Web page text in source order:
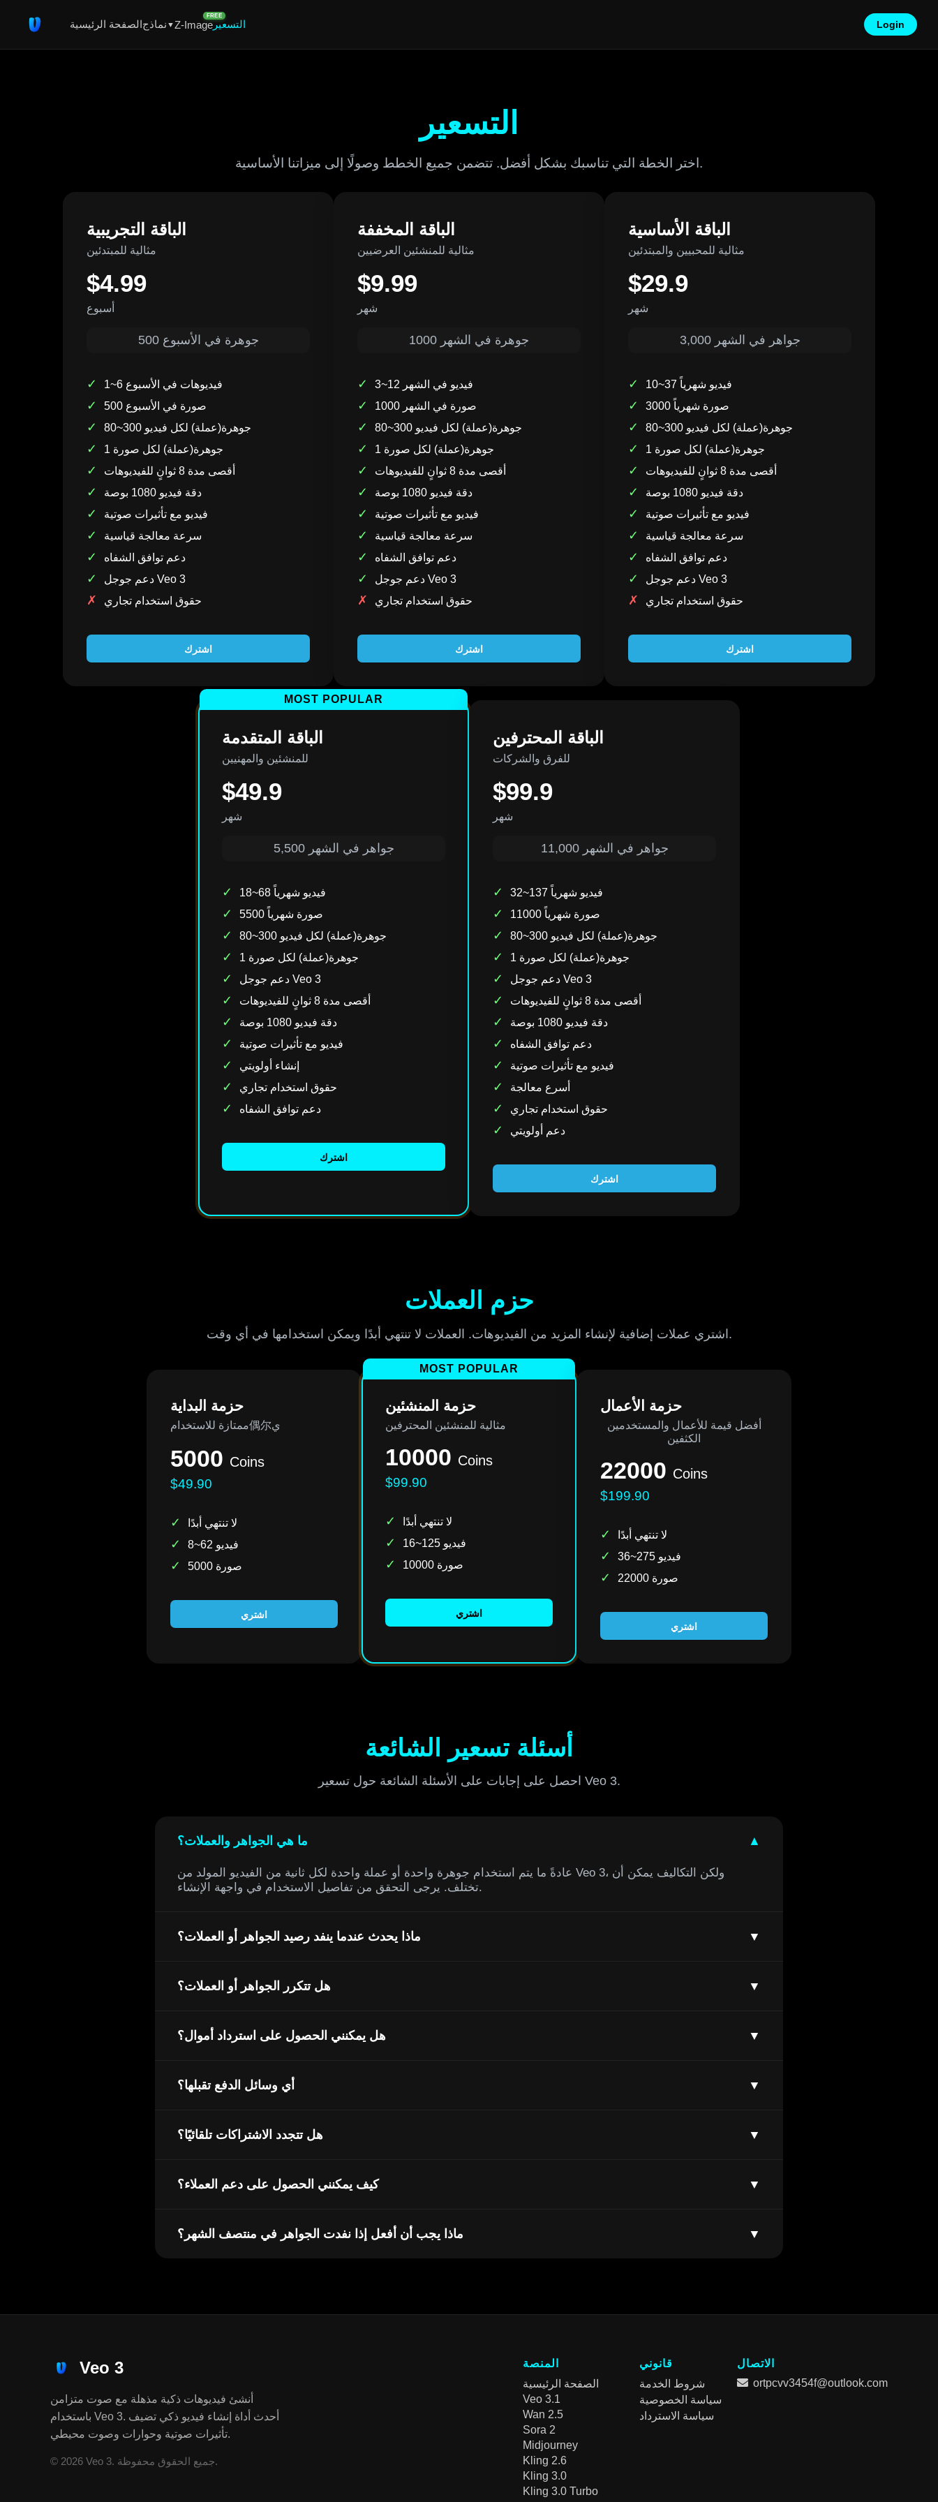
الصفحة الرئيسيةنماذج ▼Z-Image
FREE
التسعير Login
التسعير
اختر الخطة التي تناسبك بشكل أفضل. تتضمن جميع الخطط وصولًا إلى ميزاتنا الأساسية.
الباقة التجريبية
مثالية للمبتدئين
$4.99
أسبوع
500 جوهرة في الأسبوع
✓ 1~6 فيديوهات في الأسبوع
✓ 500 صورة في الأسبوع
✓ 80~300 جوهرة(عملة) لكل فيديو
✓ 1 جوهرة(عملة) لكل صورة
✓ أقصى مدة 8 ثوانٍ للفيديوهات
✓ دقة فيديو 1080 بوصة
✓ فيديو مع تأثيرات صوتية
✓ سرعة معالجة قياسية
✓ دعم توافق الشفاه
✓ دعم جوجل Veo 3
✗ حقوق استخدام تجاري
اشترك
الباقة المخففة
مثالية للمنشئين العرضيين
$9.99
شهر
1000 جوهرة في الشهر
✓ 3~12 فيديو في الشهر
✓ 1000 صورة في الشهر
✓ 80~300 جوهرة(عملة) لكل فيديو
✓ 1 جوهرة(عملة) لكل صورة
✓ أقصى مدة 8 ثوانٍ للفيديوهات
✓ دقة فيديو 1080 بوصة
✓ فيديو مع تأثيرات صوتية
✓ سرعة معالجة قياسية
✓ دعم توافق الشفاه
✓ دعم جوجل Veo 3
✗ حقوق استخدام تجاري
اشترك
الباقة الأساسية
مثالية للمحبيين والمبتدئين
$29.9
شهر
3,000 جواهر في الشهر
✓ 10~37 فيديو شهرياً
✓ 3000 صورة شهرياً
✓ 80~300 جوهرة(عملة) لكل فيديو
✓ 1 جوهرة(عملة) لكل صورة
✓ أقصى مدة 8 ثوانٍ للفيديوهات
✓ دقة فيديو 1080 بوصة
✓ فيديو مع تأثيرات صوتية
✓ سرعة معالجة قياسية
✓ دعم توافق الشفاه
✓ دعم جوجل Veo 3
✗ حقوق استخدام تجاري
اشترك
MOST POPULAR
الباقة المتقدمة
للمنشئين والمهنيين
$49.9
شهر
5,500 جواهر في الشهر
✓ 18~68 فيديو شهرياً
✓ 5500 صورة شهرياً
✓ 80~300 جوهرة(عملة) لكل فيديو
✓ 1 جوهرة(عملة) لكل صورة
✓ دعم جوجل Veo 3
✓ أقصى مدة 8 ثوانٍ للفيديوهات
✓ دقة فيديو 1080 بوصة
✓ فيديو مع تأثيرات صوتية
✓ إنشاء أولويتي
✓ حقوق استخدام تجاري
✓ دعم توافق الشفاه
اشترك
الباقة المحترفين
للفرق والشركات
$99.9
شهر
11,000 جواهر في الشهر
✓ 32~137 فيديو شهرياً
✓ 11000 صورة شهرياً
✓ 80~300 جوهرة(عملة) لكل فيديو
✓ 1 جوهرة(عملة) لكل صورة
✓ دعم جوجل Veo 3
✓ أقصى مدة 8 ثوانٍ للفيديوهات
✓ دقة فيديو 1080 بوصة
✓ دعم توافق الشفاه
✓ فيديو مع تأثيرات صوتية
✓ أسرع معالجة
✓ حقوق استخدام تجاري
✓ دعم أولويتي
اشترك
حزم العملات
اشتري عملات إضافية لإنشاء المزيد من الفيديوهات. العملات لا تنتهي أبدًا ويمكن استخدامها في أي وقت.
حزمة البداية
ممتازة للاستخدام偶尔ي
5000 Coins
$49.90
✓ لا تنتهي أبدًا
✓ 8~62 فيديو
✓ 5000 صورة
اشتري
MOST POPULAR
حزمة المنشئين
مثالية للمنشئين المحترفين
10000 Coins
$99.90
✓ لا تنتهي أبدًا
✓ 16~125 فيديو
✓ 10000 صورة
اشتري
حزمة الأعمال
أفضل قيمة للأعمال والمستخدمين
الكثفين
22000 Coins
$199.90
✓ لا تنتهي أبدًا
✓ 36~275 فيديو
✓ 22000 صورة
اشتري
أسئلة تسعير الشائعة
احصل على إجابات على الأسئلة الشائعة حول تسعير Veo 3.
ما هي الجواهر والعملات؟ ▲
عادةً ما يتم استخدام جوهرة واحدة أو عملة واحدة لكل ثانية من الفيديو المولد من Veo 3، ولكن التكاليف يمكن أن
تختلف. يرجى التحقق من تفاصيل الاستخدام في واجهة الإنشاء.
ماذا يحدث عندما ينفد رصيد الجواهر أو العملات؟ ▼
هل تتكرر الجواهر أو العملات؟ ▼
هل يمكنني الحصول على استرداد أموال؟ ▼
أي وسائل الدفع تقبلها؟ ▼
هل تتجدد الاشتراكات تلقائيًا؟ ▼
كيف يمكنني الحصول على دعم العملاء؟ ▼
ماذا يجب أن أفعل إذا نفدت الجواهر في منتصف الشهر؟ ▼
Veo 3
أنشئ فيديوهات ذكية مذهلة مع صوت متزامن
باستخدام Veo 3. أحدث أداة إنشاء فيديو ذكي تضيف
تأثيرات صوتية وحوارات وصوت محيطي.
© 2026 Veo 3. جميع الحقوق محفوظة.
المنصة
الصفحة الرئيسية
Veo 3.1
Wan 2.5
Sora 2
Midjourney
Kling 2.6
Kling 3.0
Kling 3.0 Turbo
قانوني
شروط الخدمة
سياسة الخصوصية
سياسة الاسترداد
الاتصال
ortpcvv3454f@outlook.com